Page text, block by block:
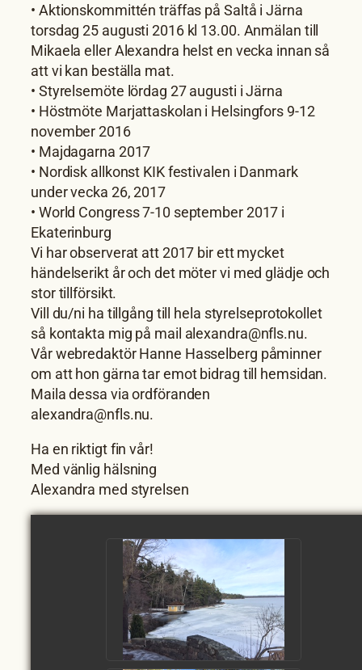
• Aktionskommittén träffas på Saltå i Järna
torsdag 25 augusti 2016 kl 13.00. Anmälan till
Mikaela eller Alexandra helst en vecka innan så
att vi kan beställa mat.
• Styrelsemöte lördag 27 augusti i Järna
• Höstmöte Marjattaskolan i Helsingfors 9-12
november 2016
• Majdagarna 2017
• Nordisk allkonst KIK festivalen i Danmark
under vecka 26, 2017
• World Congress 7-10 september 2017 i
Ekaterinburg
Vi har observerat att 2017 bir ett mycket
händelserikt år och det möter vi med glädje och
stor tillförsikt.
Vill du/ni ha tillgång till hela styrelseprotokollet
så kontakta mig på mail alexandra@nfls.nu.
Vår webredaktör Hanne Hasselberg påminner
om att hon gärna tar emot bidrag till hemsidan.
Maila dessa via ordföranden
alexandra@nfls.nu.
Ha en riktigt fin vår!
Med vänlig hälsning
Alexandra med styrelsen